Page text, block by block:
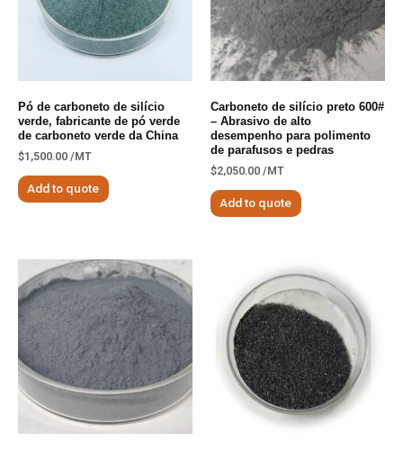
Pó de carboneto de silício
verde, fabricante de pó verde
de carboneto verde da China
$1,500.00 /MT
Add to quote
Carboneto de silício preto 600#
– Abrasivo de alto
desempenho para polimento
de parafusos e pedras
$2,050.00 /MT
Add to quote